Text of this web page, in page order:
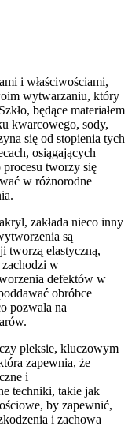
i właściwościami,
wytwarzaniu, który
będące materiałem
kwarcowego, sody,
się od stopienia tych
osiągających
tworzy się
w różnorodne
zakłada nieco inny
są
tworzą elastyczną,
zachodzi w
defektów w
obróbce
pozwala na
pleksie, kluczowym
zapewnia, że
i
techniki, takie jak
by zapewnić,
i zachowa